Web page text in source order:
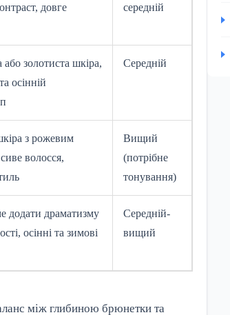
довге
середній
золотиста шкіра,
осінній
Середній
з рожевим
волосся,
Вищий
(потрібне
тонування)
додати драматизму
осінні та зимові
Середній-
вищий
між глибиною брюнетки та